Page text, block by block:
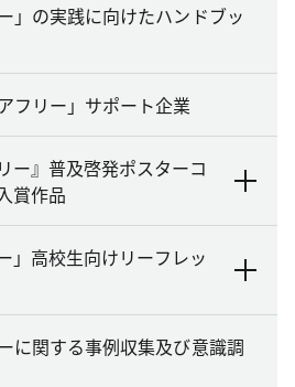
」の実践に向けたハンドブッ
フリー」サポート企業
ー』普及啓発ポスターコ
賞作品
」高校生向けリーフレッ
に関する事例収集及び意識調